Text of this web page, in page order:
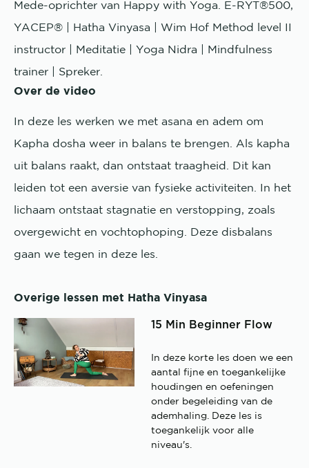
Mede-oprichter van Happy with Yoga. E-RYT®500,
YACEP® | Hatha Vinyasa | Wim Hof Method level II
instructor | Meditatie | Yoga Nidra | Mindfulness
trainer | Spreker.
Over de video
In deze les werken we met asana en adem om
Kapha dosha weer in balans te brengen. Als kapha
uit balans raakt, dan ontstaat traagheid. Dit kan
leiden tot een aversie van fysieke activiteiten. In het
lichaam ontstaat stagnatie en verstopping, zoals
overgewicht en vochtophoping. Deze disbalans
gaan we tegen in deze les.
Overige lessen met Hatha Vinyasa
15 Min Beginner Flow
In deze korte les doen we een
aantal fijne en toegankelijke
houdingen en oefeningen
onder begeleiding van de
ademhaling. Deze les is
toegankelijk voor alle
niveau's.